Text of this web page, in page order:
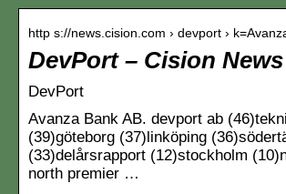
http s://news.cision.com › devport ›
DevPort – Cision News
DevPort
Avanza Bank AB. devport ab
(39)göteborg (37)linköping
(33)delårsrapport (12)stockholm
north premier …